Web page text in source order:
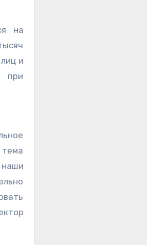
на
и
при
наши